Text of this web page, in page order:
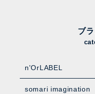
ブ
n'OrLABEL
somari imagination